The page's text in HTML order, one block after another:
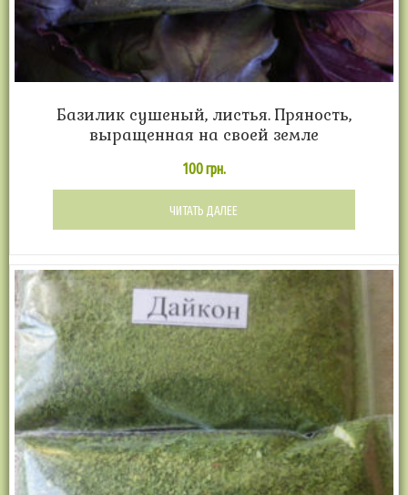
Базилик сушеный, листья. Пряность,
выращенная на своей земле
100грн.
ЧИТАТЬ ДАЛЕЕ